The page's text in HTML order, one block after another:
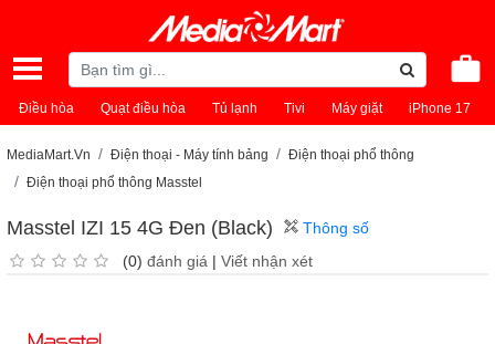
Điều hòa Quạt điều hòa Tủ lạnh Tivi Máy giặt iPhone 17
MediaMart.Vn Điện thoại - Máy tính bảng
Điện thoại phổ thông
Điện thoại phổ thông Masstel
Masstel IZI 15 4G Đen (Black)
(0) đánh giá | Viết nhận xét
Thông số